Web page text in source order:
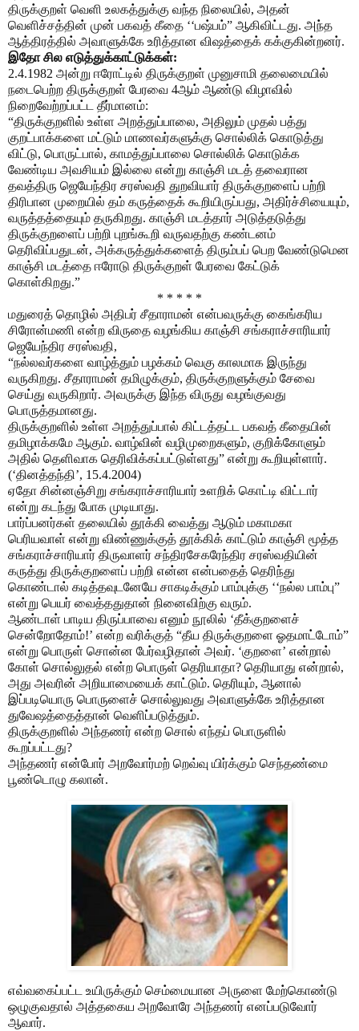
திருக்குறள் வெளி உலகத்துக்கு வந்த நிலையில், அதன்
வெளிச்சத்தின் முன் பகவத் கீதை ‘‘பஷ்பம்” ஆகிவிட்டது. அந்த
ஆத்திரத்தில் அவாளுக்கே உரித்தான விஷத்தைக் கக்குகின்றனர்.
இதோ சில எடுத்துக்காட்டுக்கள்:
2.4.1982 அன்று ஈரோட்டில் திருக்குறள் முனுசாமி தலைமையில்
நடைபெற்ற திருக்குறள் பேரவை 4ஆம் ஆண்டு விழாவில்
நிறைவேற்றப்பட்ட தீர்மானம்:
“திருக்குறளில் உள்ள அறத்துப்பாலை, அதிலும் முதல் பத்து
குறட்பாக்களை மட்டும் மாணவர்களுக்கு சொல்லிக் கொடுத்து
விட்டு, பொருட்பால், காமத்துப்பாலை சொல்லிக் கொடுக்க
வேண்டிய அவசியம் இல்லை என்று காஞ்சி மடத் தவைரான
தவத்திரு ஜெயேந்திர சரஸ்வதி துறவியார் திருக்குறளைப் பற்றி
திரிபான முறையில் தம் கருத்தைக் கூறியிருப்பது, அதிர்ச்சியையும்,
வருத்தத்தையும் தருகிறது. காஞ்சி மடத்தார் அடுத்தடுத்து
திருக்குறளைப் பற்றி புறங்கூறி வருவதற்கு கண்டனம்
தெரிவிப்பதுடன், அக்கருத்துக்களைத் திரும்பப் பெற வேண்டுமென
காஞ்சி மடத்தை ஈரோடு திருக்குறள் பேரவை கேட்டுக்
கொள்கிறது.”
* * * * *
மதுரைத் தொழில் அதிபர் சீதாராமன் என்பவருக்கு கைங்கரிய
சிரோன்மணி என்ற விருதை வழங்கிய காஞ்சி சங்கராச்சாரியார்
ஜெயேந்திர சரஸ்வதி,
“நல்லவர்களை வாழ்த்தும் பழக்கம் வெகு காலமாக இருந்து
வருகிறது. சீதாராமன் தமிழுக்கும், திருக்குறளுக்கும் சேவை
செய்து வருகிறார். அவருக்கு இந்த விருது வழங்குவது
பொருத்தமானது.
திருக்குறளில் உள்ள அறத்துப்பால் கிட்டத்தட்ட பகவத் கீதையின்
தமிழாக்கமே ஆகும். வாழ்வின் வழிமுறைகளும், குறிக்கோளும்
அதில் தெளிவாக தெரிவிக்கப்பட்டுள்ளது” என்று கூறியுள்ளார்.
(‘தினத்தந்தி’, 15.4.2004)
ஏதோ சின்னஞ்சிறு சங்கராச்சாரியார் உளறிக் கொட்டி விட்டார்
என்று கடந்து போக முடியாது.
பார்ப்பனர்கள் தலையில் தூக்கி வைத்து ஆடும் மகாமகா
பெரியவாள் என்று விண்ணுக்குத் தூக்கிக் காட்டும் காஞ்சி மூத்த
சங்கராச்சாரியார் திருவாளர் சந்திரசேகரேந்திர சரஸ்வதியின்
கருத்து திருக்குறளைப் பற்றி என்ன என்பதைத் தெரிந்து
கொண்டால் கடித்தவுடனேயே சாகடிக்கும் பாம்புக்கு ‘‘நல்ல பாம்பு”
என்று பெயர் வைத்ததுதான் நினைவிற்கு வரும்.
ஆண்டாள் பாடிய திருப்பாவை எனும் நூலில் ‘தீக்குறளைச்
சென்றோதோம்!’ என்ற வரிக்குத் “தீய திருக்குறளை ஓதமாட்டோம்”
என்று பொருள் சொன்ன பேர்வழிதான் அவர். ‘குறளை’ என்றால்
கோள் சொல்லுதல் என்ற பொருள் தெரியாதா? தெரியாது என்றால்,
அது அவரின் அறியாமையைக் காட்டும். தெரியும், ஆனால்
இப்படியொரு பொருளைச் சொல்லுவது அவாளுக்கே உரித்தான
துவேஷத்தைத்தான் வெளிப்படுத்தும்.
திருக்குறளில் அந்தணர் என்ற சொல் எந்தப் பொருளில்
கூறப்பட்டது?
அந்தணர் என்போர் அறவோர்மற் றெவ்வு யிர்க்கும் செந்தண்மை
பூண்டொழு கலான்.
எவ்வகைப்பட்ட உயிருக்கும் செம்மையான அருளை மேற்கொண்டு
ஒழுகுவதால் அத்தகைய அறவோரே அந்தணர் எனப்படுவோர்
ஆவார்.